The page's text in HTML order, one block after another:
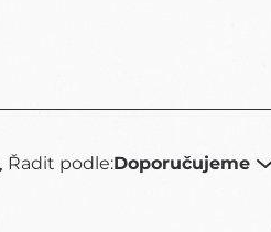
Řadit podle:Doporučujeme